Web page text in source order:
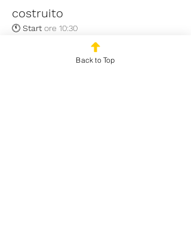
costruito
🕚 Start ore 10:30
Commander Multiplayer
costruito (Bracket massimo mazzo: 3) |
Back to Top